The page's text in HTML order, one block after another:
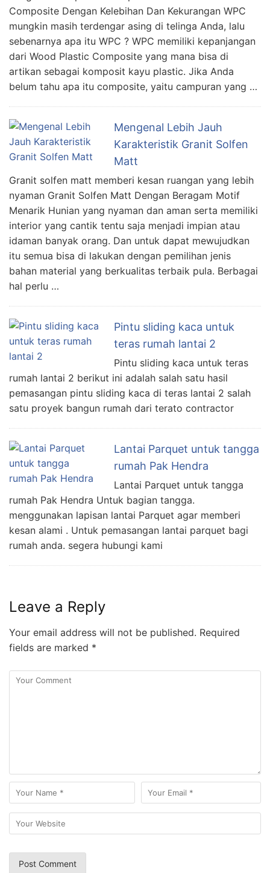
Composite Dengan Kelebihan Dan Kekurangan WPC
mungkin masih terdengar asing di telinga Anda, lalu
sebenarnya apa itu WPC ? WPC memiliki kepanjangan
dari Wood Plastic Composite yang mana bisa di
artikan sebagai komposit kayu plastic. Jika Anda
belum tahu apa itu composite, yaitu campuran yang …
Mengenal Lebih Jauh
Karakteristik Granit Solfen
Matt
Granit solfen matt memberi kesan ruangan yang lebih
nyaman Granit Solfen Matt Dengan Beragam Motif
Menarik Hunian yang nyaman dan aman serta memiliki
interior yang cantik tentu saja menjadi impian atau
idaman banyak orang. Dan untuk dapat mewujudkan
itu semua bisa di lakukan dengan pemilihan jenis
bahan material yang berkualitas terbaik pula. Berbagai
hal perlu …
Pintu sliding kaca untuk
teras rumah lantai 2
Pintu sliding kaca untuk teras
rumah lantai 2 berikut ini adalah salah satu hasil
pemasangan pintu sliding kaca di teras lantai 2 salah
satu proyek bangun rumah dari terato contractor
Lantai Parquet untuk tangga
rumah Pak Hendra
Lantai Parquet untuk tangga
rumah Pak Hendra Untuk bagian tangga.
menggunakan lapisan lantai Parquet agar memberi
kesan alami . Untuk pemasangan lantai parquet bagi
rumah anda. segera hubungi kami
Leave a Reply
Your email address will not be published. Required
fields are marked *